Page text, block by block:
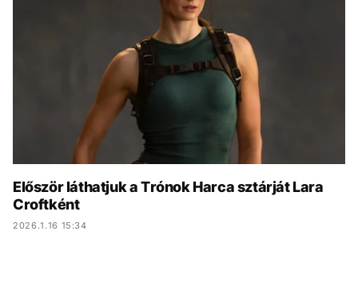
UTAZÁS
DESIGN
BESZÉLGETÉSEK ARCOK
TÖRTÉNETEK
GASZTRO
Először láthatjuk a Trónok Harca sztárját Lara
Croftként
2026.1.16 15:34